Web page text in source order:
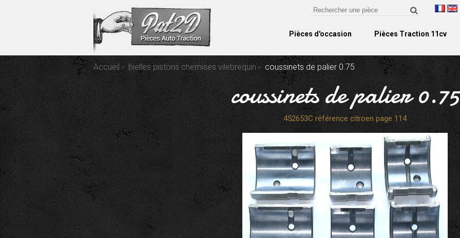
Pièces d'occasion Pièces Traction 11cv
Accueil bielles pistons chemises vilebrequin coussinets de palier 0.75
coussinets de palier 0.75
452653C référence citroen page 114